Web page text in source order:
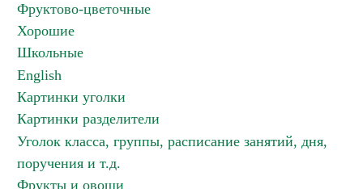
Фруктово-цветочные
Хорошие
Школьные
English
Картинки уголки
Картинки разделители
Уголок класса, группы, расписание занятий, дня,
поручения и т.д.
Фрукты и овощи